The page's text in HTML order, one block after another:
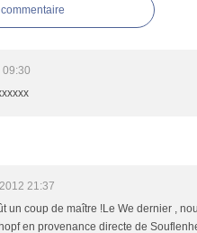
09:30
21:37
un coup de maître !Le We dernier ,
en provenance directe de